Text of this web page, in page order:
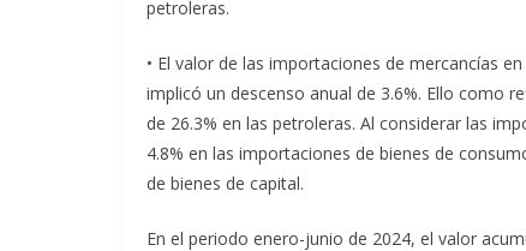
petroleras.
• El valor de las importaciones de mercancías
implicó un descenso anual de 3.6%. Ello como
de 26.3% en las petroleras. Al considerar las
4.8% en las importaciones de bienes de
de bienes de capital.
En el periodo enero-junio de 2024, el valor